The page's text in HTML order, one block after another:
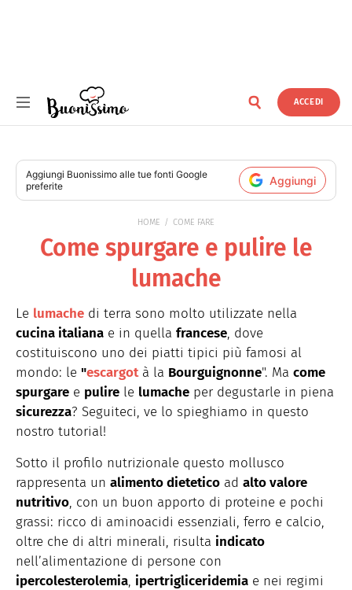
ACCEDI
Aggiungi Buonissimo alle tue fonti Google
preferite
Aggiungi
HOME COME FARE
Come spurgare e pulire le
lumache
Le lumache di terra sono molto utilizzate nella
cucina italiana e in quella francese, dove
costituiscono uno dei piatti tipici più famosi al
mondo: le "escargotà la Bourguignonne". Ma come
spurgare e pulire le lumache per degustarle in piena
sicurezza? Seguiteci, ve lo spieghiamo in questo
nostro tutorial!
Sotto il profilo nutrizionale questo mollusco
rappresenta un alimento dietetico ad alto valore
nutritivo, con un buon apporto di proteine e pochi
grassi: ricco di aminoacidi essenziali, ferro e calcio,
oltre che di altri minerali, risulta indicato
nell’alimentazione di persone con
ipercolesterolemia, ipertrigliceridemia e nei regimi